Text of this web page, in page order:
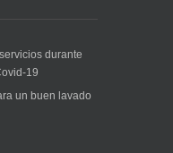
durante
19
un buen lavado